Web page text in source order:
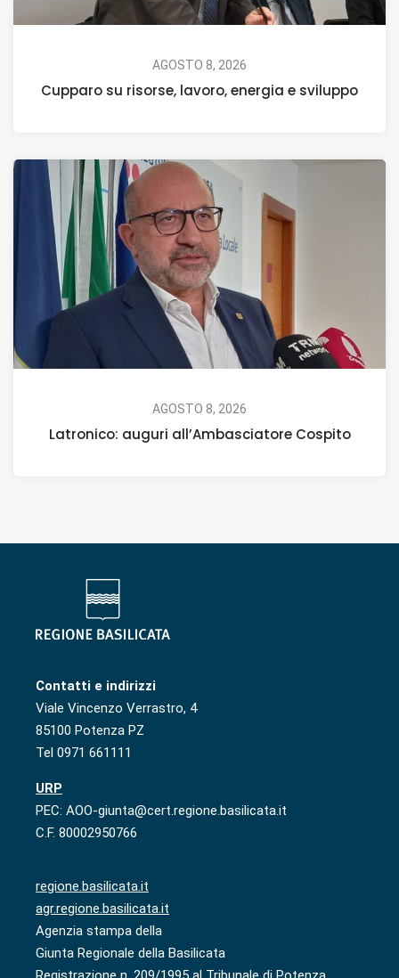
AGOSTO 8, 2026
Cupparo su risorse, lavoro, energia e sviluppo
AGOSTO 8, 2026
Latronico: auguri all’Ambasciatore Cospito
Contatti e indirizzi
Viale Vincenzo Verrastro, 4
85100 Potenza PZ
Tel 0971 661111
URP
PEC: AOO-giunta@cert.regione.basilicata.it
C.F. 80002950766
regione.basilicata.it
agr.regione.basilicata.it
Agenzia stampa della
Giunta Regionale della Basilicata